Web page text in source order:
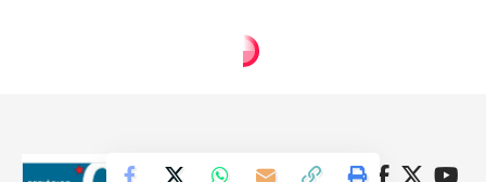
Síguenos